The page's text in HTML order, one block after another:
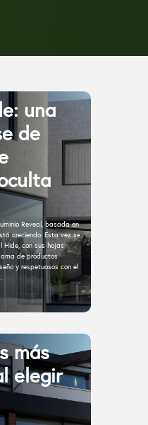
una
de
Reveal, basada en
creciendo. Esta vez se
con sus hojas
de productos
y respetuosos con el
más
elegir